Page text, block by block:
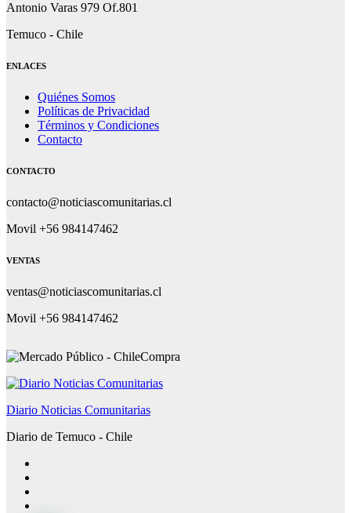
Antonio Varas 979 Of.801
Temuco - Chile
ENLACES
Quiénes Somos
Políticas de Privacidad
Términos y Condiciones
Contacto
CONTACTO
contacto@noticiascomunitarias.cl
Movil +56 984147462
VENTAS
ventas@noticiascomunitarias.cl
Movil +56 984147462
Diario Noticias Comunitarias
Diario de Temuco - Chile